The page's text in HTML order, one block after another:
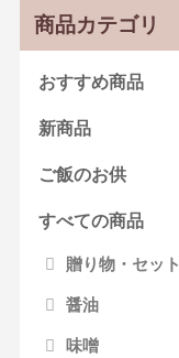
商品カテゴリ
おすすめ商品
新商品
ご飯のお供
すべての商品
贈り物・セット
醤油
味噌